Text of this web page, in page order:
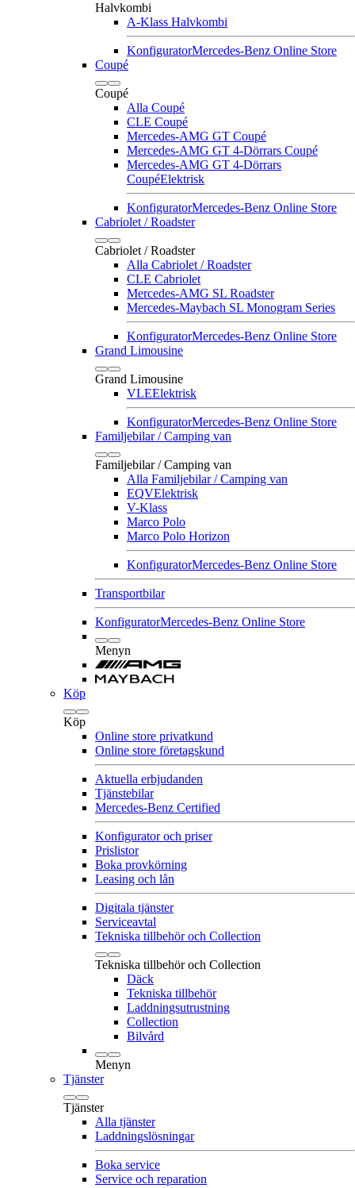
Halvkombi
A-Klass Halvkombi
KonfiguratorMercedes-Benz Online Store
Coupé
Coupé
Alla Coupé
CLE Coupé
Mercedes-AMG GT Coupé
Mercedes-AMG GT 4-Dörrars Coupé
Mercedes-AMG GT 4-Dörrars
CoupéElektrisk
KonfiguratorMercedes-Benz Online Store
Cabriolet / Roadster
Cabriolet / Roadster
Alla Cabriolet / Roadster
CLE Cabriolet
Mercedes-AMG SL Roadster
Mercedes-Maybach SL Monogram Series
KonfiguratorMercedes-Benz Online Store
Grand Limousine
Grand Limousine
VLEElektrisk
KonfiguratorMercedes-Benz Online Store
Familjebilar / Camping van
Familjebilar / Camping van
Alla Familjebilar / Camping van
EQVElektrisk
V-Klass
Marco Polo
Marco Polo Horizon
KonfiguratorMercedes-Benz Online Store
Transportbilar
KonfiguratorMercedes-Benz Online Store
Menyn
Köp
Köp
Online store privatkund
Online store företagskund
Aktuella erbjudanden
Tjänstebilar
Mercedes-Benz Certified
Konfigurator och priser
Prislistor
Boka provkörning
Leasing och lån
Digitala tjänster
Serviceavtal
Tekniska tillbehör och Collection
Tekniska tillbehör och Collection
Däck
Tekniska tillbehör
Laddningsutrustning
Collection
Bilvård
Menyn
Tjänster
Tjänster
Alla tjänster
Laddningslösningar
Boka service
Service och reparation